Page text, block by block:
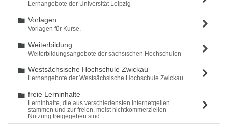
Lernangebote der Universität Leipzig
Ordner
Vorlagen
Vorlagen für Kurse.
Ordner
Weiterbildung
Weiterbildungsangebote der sächsischen Hochschulen
Ordner
Westsächsische Hochschule Zwickau
Lernangebote der Westsächsische Hochschule Zwickau
Ordner
freie Lerninhalte
Lerninhalte, die aus verschiedensten Internetqellen
stammen und zur freien, meist nichtkommerziellen
Nutzung freigegeben sind.